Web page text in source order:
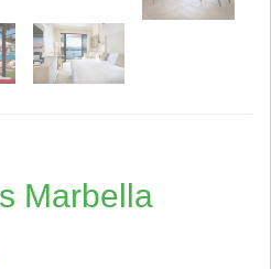
Marbella